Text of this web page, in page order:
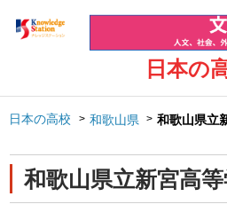
日本の
日本の高校 和歌山県 和歌山県立
和歌山県立新宮高